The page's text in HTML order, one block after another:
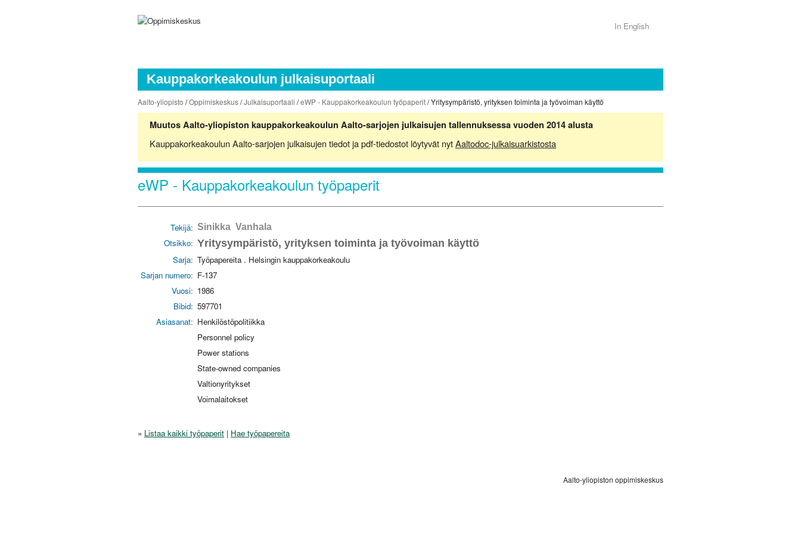
In English
Kauppakorkeakoulun julkaisuportaali
Aalto-yliopisto /Oppimiskeskus/Julkaisuportaali /eWP - Kauppakorkeakoulun työpaperit/ Yritysympäristö, yrityksen toiminta ja työvoiman käyttö
Muutos Aalto-yliopiston kauppakorkeakoulun Aalto-sarjojen julkaisujen tallennuksessa vuoden 2014 alusta
Kauppakorkeakoulun Aalto-sarjojen julkaisujen tiedot ja pdf-tiedostot löytyvät nytAaltodoc-julkaisuarkistosta
eWP - Kauppakorkeakoulun työpaperit
Tekijä: Sinikka Vanhala
Otsikko: Yritysympäristö, yrityksen toiminta ja työvoiman käyttö
Sarja: Työpapereita . Helsingin kauppakorkeakoulu
Sarjan numero: F-137
Vuosi: 1986
Bibid: 597701
Asiasanat: Henkilöstöpolitiikka
Personnel policy
Power stations
State-owned companies
Valtionyritykset
Voimalaitokset
» Listaa kaikki työpaperit | Hae työpapereita
Aalto-yliopiston oppimiskeskus